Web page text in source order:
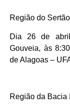
Região do
Dia 26 de
Gouveia, às
de Alagoas –
Região da Bacia